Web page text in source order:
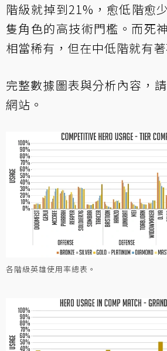
階級就掉到21%，愈低階愈
隻角色的高技術門檻。而死
相當稀有，但在中低階就有
完整數據圖表與分析內容，
網站 。
各階級英雄使用率總表。